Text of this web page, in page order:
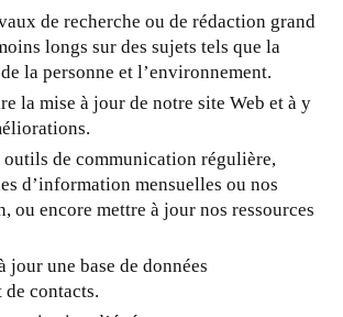
de recherche ou de rédaction grand
longs sur des sujets tels que la
la personne et l’environnement.
la mise à jour de notre site Web et à y
outils de communication régulière,
d’information mensuelles ou nos
ou encore mettre à jour nos ressources
jour une base de données
de contacts.